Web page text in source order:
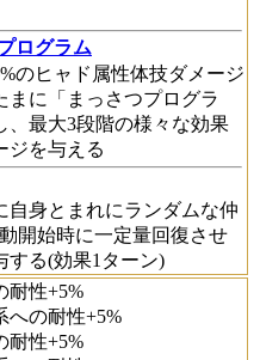
ログラム
のヒャド属性体技ダメージ
まに「まっさつプログラ
、最大3段階の様々な効果
ジを与える
自身とまれにランダムな仲
開始時に一定量回復させ
する(効果1ターン)
耐性+5%
への耐性+5%
耐性+5%